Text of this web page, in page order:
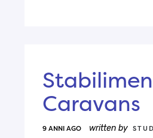
Caravans
9 ANNI AGO written by